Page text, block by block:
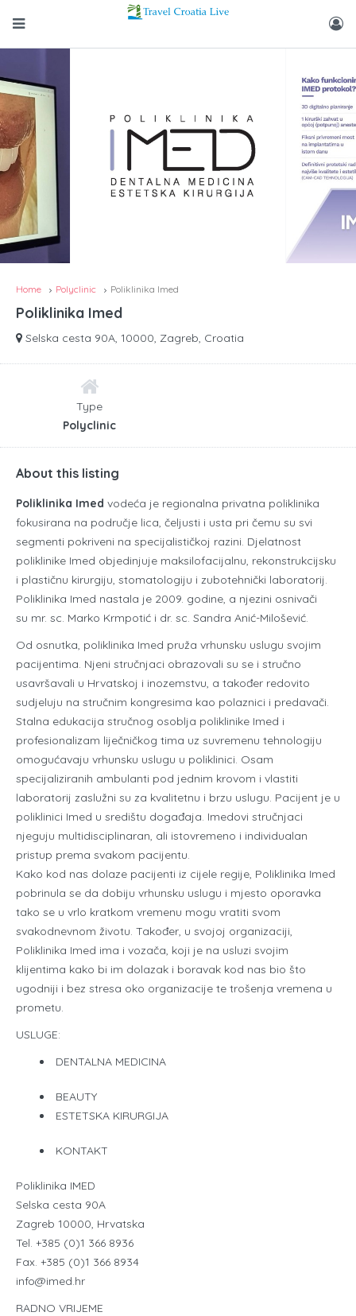
Home Polyclinic Poliklinika Imed
Poliklinika Imed
Selska cesta 90A, 10000, Zagreb, Croatia
Type
Polyclinic
About this listing
Poliklinika Imed vodeća je regionalna privatna poliklinika
fokusirana na područje lica, čeljusti i usta pri čemu su svi
segmenti pokriveni na specijalističkoj razini. Djelatnost
poliklinike Imed objedinjuje maksilofacijalnu, rekonstrukcijsku
i plastičnu kirurgiju, stomatologiju i zubotehnički laboratorij.
Poliklinika Imed nastala je 2009. godine, a njezini osnivači
su mr. sc. Marko Krmpotić i dr. sc. Sandra Anić-Milošević.
Od osnutka, poliklinika Imed pruža vrhunsku uslugu svojim
pacijentima. Njeni stručnjaci obrazovali su se i stručno
usavršavali u Hrvatskoj i inozemstvu, a također redovito
sudjeluju na stručnim kongresima kao polaznici i predavači.
Stalna edukacija stručnog osoblja poliklinike Imed i
profesionalizam liječničkog tima uz suvremenu tehnologiju
omogućavaju vrhunsku uslugu u poliklinici. Osam
specijaliziranih ambulanti pod jednim krovom i vlastiti
laboratorij zaslužni su za kvalitetnu i brzu uslugu. Pacijent je u
poliklinici Imed u središtu događaja. Imedovi stručnjaci
njeguju multidisciplinaran, ali istovremeno i individualan
pristup prema svakom pacijentu.
Kako kod nas dolaze pacijenti iz cijele regije, Poliklinika Imed
pobrinula se da dobiju vrhunsku uslugu i mjesto oporavka
tako se u vrlo kratkom vremenu mogu vratiti svom
svakodnevnom životu. Također, u svojoj organizaciji,
Poliklinika Imed ima i vozača, koji je na usluzi svojim
klijentima kako bi im dolazak i boravak kod nas bio što
ugodniji i bez stresa oko organizacije te trošenja vremena u
prometu.
USLUGE:
DENTALNA MEDICINA
BEAUTY
ESTETSKA KIRURGIJA
KONTAKT
Poliklinika IMED
Selska cesta 90A
Zagreb 10000, Hrvatska
Tel. +385 (0)1 366 8936
Fax. +385 (0)1 366 8934
info@imed.hr
RADNO VRIJEME